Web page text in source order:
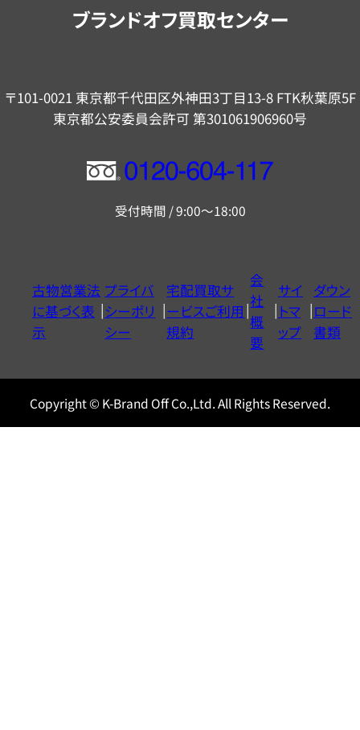
ブランドオフ買取センター
〒101-0021 東京都千代田区外神田3丁目13-8 FTK秋葉原5F
東京都公安委員会許可 第301061906960号
フ
ー
ヤ
ル
0120604117
受付時間 / 9:00～18:00
古物営業法
に基づく表
示
プライバ
シーポリ
シー
宅配買取サ
ービスご利用
規約
会
社
概
要
サイ
トマ
ップ
ダウン
ロード
書類
Copyright © K-Brand Off Co.,Ltd. All Rights Reserved.